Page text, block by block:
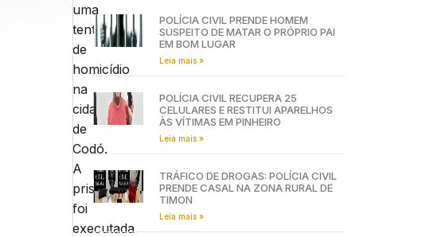
uma
tentativa
de
homicídio
na
cidade
de
Codó.
A
prisão
foi
executada
POLÍCIA CIVIL PRENDE HOMEM
SUSPEITO DE MATAR O PRÓPRIO PAI
EM BOM LUGAR
Leia mais »
POLÍCIA CIVIL RECUPERA 25
CELULARES E RESTITUI APARELHOS
ÀS VÍTIMAS EM PINHEIRO
Leia mais »
TRÁFICO DE DROGAS: POLÍCIA CIVIL
PRENDE CASAL NA ZONA RURAL DE
TIMON
Leia mais »